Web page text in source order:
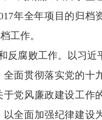
年全年项目的归档
工作。
腐败工作。以习近
面贯彻落实党的十
党风廉政建设工作
以全面加强纪律建设